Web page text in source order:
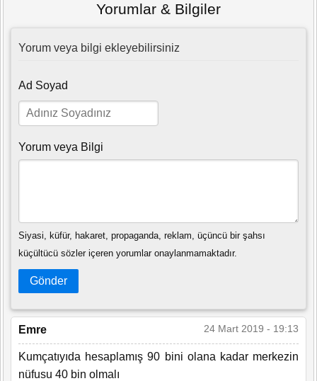
Yorumlar & Bilgiler
Yorum veya bilgi ekleyebilirsiniz
Ad Soyad
Yorum veya Bilgi
Siyasi, küfür, hakaret, propaganda, reklam, üçüncü bir şahsı
küçültücü sözler içeren yorumlar onaylanmamaktadır.
Gönder
Emre 24 Mart 2019 - 19:13
Kumçatıyıda hesaplamış 90 bini olana kadar merkezin
nüfusu 40 bin olmalı